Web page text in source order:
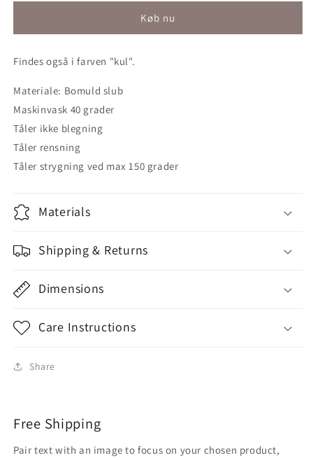
sæt
4
cm
i
farven
&quot;kamel&quot;
sæt
4
cm
i
farven
&quot;kamel&quot;
Køb nu
Findes også i farven "kul".
Materiale: Bomuld slub
Maskinvask 40 grader
Tåler ikke blegning
Tåler rensning
Tåler strygning ved max 150 grader
Materials
Shipping & Returns
Dimensions
Care Instructions
Share
Free Shipping
Pair text with an image to focus on your chosen product,